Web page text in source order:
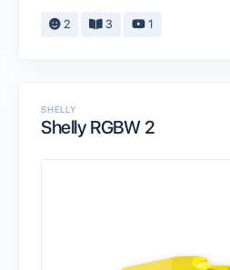
2 3 1
SHELLY
Shelly RGBW 2